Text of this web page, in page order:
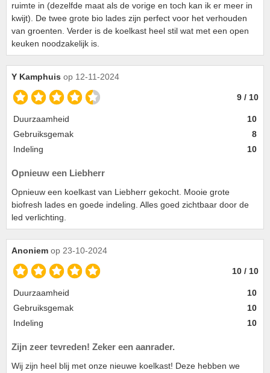
ruimte in (dezelfde maat als de vorige en toch kan ik er meer in
kwijt). De twee grote bio lades zijn perfect voor het verhouden
van groenten. Verder is de koelkast heel stil wat met een open
keuken noodzakelijk is.
Y Kamphuis op 12-11-2024
9 / 10
Duurzaamheid
10
Gebruiksgemak
8
Indeling
10
Opnieuw een Liebherr
Opnieuw een koelkast van Liebherr gekocht. Mooie grote
biofresh lades en goede indeling. Alles goed zichtbaar door de
led verlichting.
Anoniem op 23-10-2024
10 / 10
Duurzaamheid
10
Gebruiksgemak
10
Indeling
10
Zijn zeer tevreden! Zeker een aanrader.
Wij zijn heel blij met onze nieuwe koelkast! Deze hebben we